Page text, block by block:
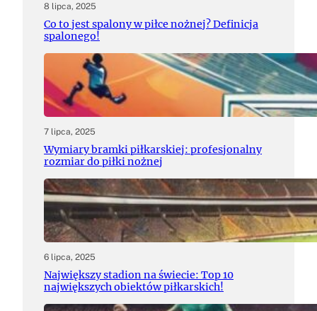
8 lipca, 2025
Co to jest spalony w piłce nożnej? Definicja
spalonego!
7 lipca, 2025
Wymiary bramki piłkarskiej: profesjonalny
rozmiar do piłki nożnej
6 lipca, 2025
Największy stadion na świecie: Top 10
największych obiektów piłkarskich!